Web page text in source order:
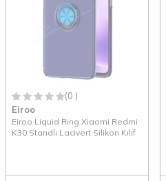
(0 )
Eiroo
Eiroo Liquid Ring Xiaomi Redmi
K30 Standlı Lacivert Silikon Kılıf